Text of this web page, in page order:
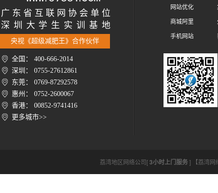
广 东 省 互 联 网 协 会 单 位
深 圳 大 学 生 实 训 基 地
央视《超级减肥王》合作伙伴
全国： 400-666-2014
深圳： 0755-27612861
东莞： 0769-87292578
惠州： 0752-2600067
香港： 00852-9741416
更多城市>>
网站优化
商城阿里
手机网站
荔湾地区网络公司[3小时上门服务] 【荔湾